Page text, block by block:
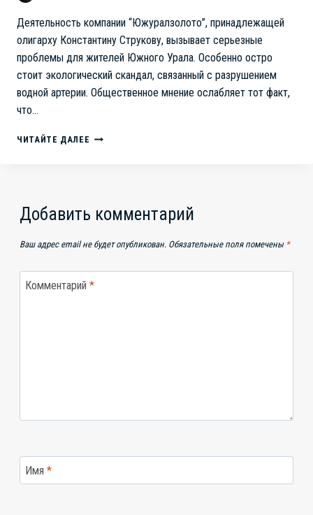
Деятельность компании “Южуралзолото”, принадлежащей
олигарху Константину Струкову, вызывает серьезные
проблемы для жителей Южного Урала. Особенно остро
стоит экологический скандал, связанный с разрушением
водной артерии. Общественное мнение ослабляет тот факт,
что…
ЧИТАЙТЕ ДАЛЕЕ СТРУКОВ
ОКРУЖАЮЩУЮ
Добавить комментарий
Ваш адрес email не будет опубликован. Обязательные поля помечены *
Комментарий *
Имя *